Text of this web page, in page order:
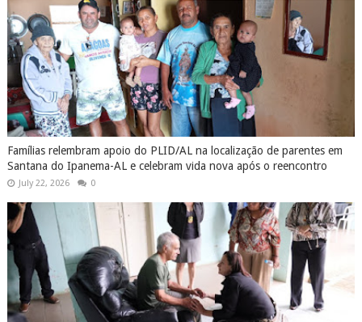
Famílias relembram apoio do PLID/AL na localização de parentes em
Santana do Ipanema-AL e celebram vida nova após o reencontro
July 22, 2026 0